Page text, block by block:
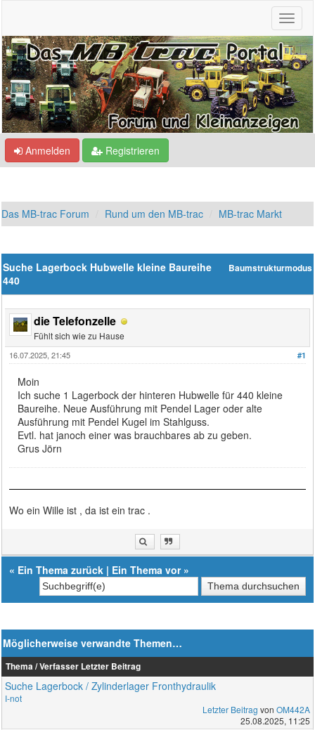
Anmelden Registrieren
Das MB-trac Forum Rund um den MB-trac MB-trac Markt
Baumstrukturmodus
Suche Lagerbock Hubwelle kleine Baureihe
440
die Telefonzelle
Fühlt sich wie zu Hause
#1
16.07.2025, 21:45
Moin
Ich suche 1 Lagerbock der hinteren Hubwelle für 440 kleine
Baureihe. Neue Ausführung mit Pendel Lager oder alte
Ausführung mit Pendel Kugel im Stahlguss.
Evtl. hat janoch einer was brauchbares ab zu geben.
Grus Jörn
Wo ein Wille ist , da ist ein trac .
« Ein Thema zurück | Ein Thema vor»
Möglicherweise verwandte Themen…
Thema / Verfasser Letzter Beitrag
Suche Lagerbock / Zylinderlager Fronthydraulik
I-not
Letzter Beitrag von OM442A
25.08.2025, 11:25